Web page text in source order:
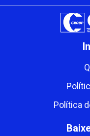
Política